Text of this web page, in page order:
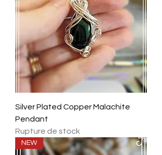
Silver Plated Copper Malachite
Pendant
Rupture de stock
NEW